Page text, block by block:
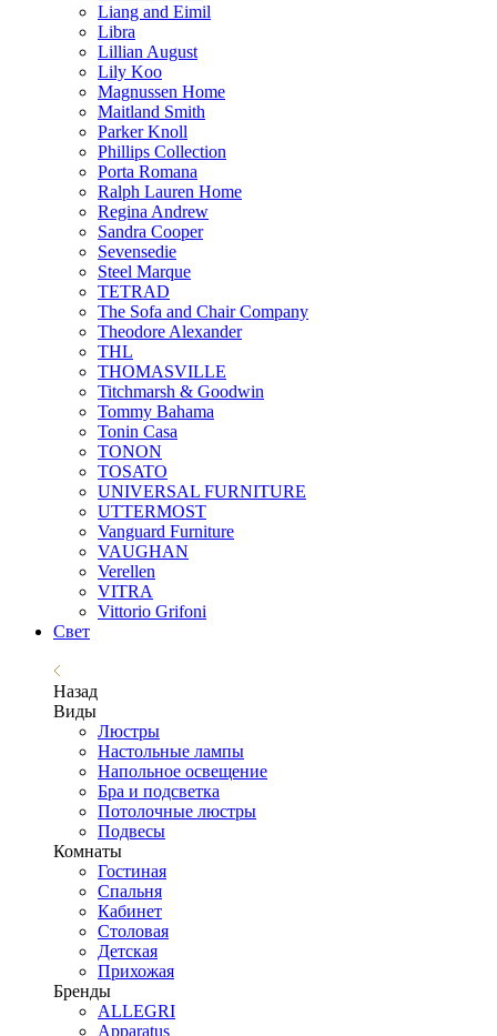
Liang and Eimil
Libra
Lillian August
Lily Koo
Magnussen Home
Maitland Smith
Parker Knoll
Phillips Collection
Porta Romana
Ralph Lauren Home
Regina Andrew
Sandra Cooper
Sevensedie
Steel Marque
TETRAD
The Sofa and Chair Company
Theodore Alexander
THL
THOMASVILLE
Titchmarsh & Goodwin
Tommy Bahama
Tonin Casa
TONON
TOSATO
UNIVERSAL FURNITURE
UTTERMOST
Vanguard Furniture
VAUGHAN
Verellen
VITRA
Vittorio Grifoni
Свет
Назад
Виды
Люстры
Настольные лампы
Напольное освещение
Бра и подсветка
Потолочные люстры
Подвесы
Комнаты
Гостиная
Спальня
Кабинет
Столовая
Детская
Прихожая
Бренды
ALLEGRI
Apparatus